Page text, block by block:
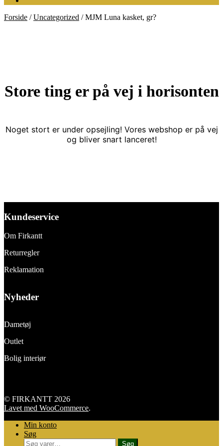
Forside /Uncategorized /MJM Luna kasket, gr?
Store ting er på vej i horisonten
Noget stort er under opsejling! Vores webshop er på vej
og bliver snart lanceret!
Kundeservice
Om Firkantt
Returregler
Reklamation
Nyheder
Dametøj
Outlet
Bolig interiør
© FIRKANTT 2026
Lavet med WooCommerce.
Min konto
Søg
Søg
Søg